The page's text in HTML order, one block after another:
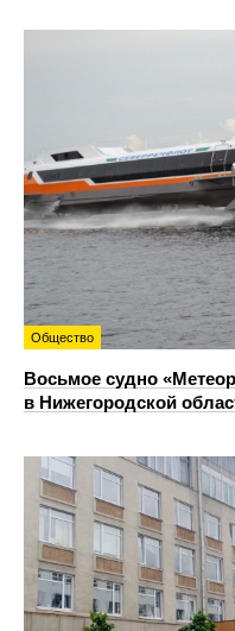
Общество
Восьмое судно
в Нижегородской